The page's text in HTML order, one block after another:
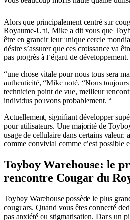
Alors que principalement centré sur
Royaume-Uni, Mike a dit vous que
être en grandir leur unique cercle
désire s’assurer que ces croissance va
pas progrès à l’égard de développement.
“une chose vitale pour nous tous sera
authenticité, “Mike noté. “Nous
technicien point de vue, meilleur
individus pouvons probablement. “
Actuellement, signifiant développer
pour utilisateurs. Une majorité de
usage de cellulaire dans certains valeur,
comme convivial comme c’est possible
Toyboy Warehouse: le
rencontre Cougar du
Toyboy Warehouse possède le plus
couguars. Quand vous êtes connecté
pas anxiété ou stigmatisation. Dans un